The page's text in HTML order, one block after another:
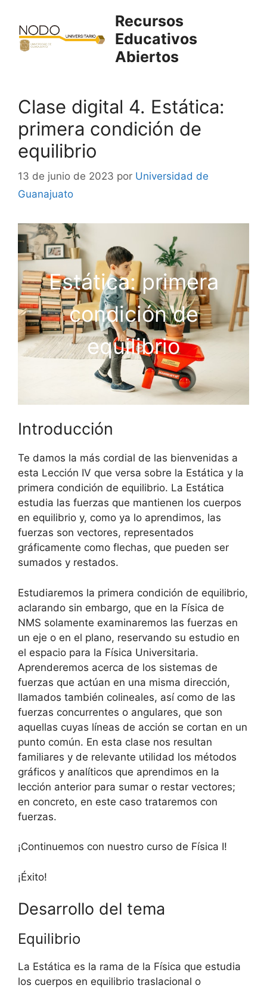
contenido
Recursos
Educativos
Abiertos
Clase digital 4. Estática:
primera condición de
equilibrio
13 de junio de 2023 por Universidad de
Guanajuato
Estática: primera
condición de
equilibrio
Introducción
Te damos la más cordial de las bienvenidas a
esta Lección IV que versa sobre la Estática y la
primera condición de equilibrio. La Estática
estudia las fuerzas que mantienen los cuerpos
en equilibrio y, como ya lo aprendimos, las
fuerzas son vectores, representados
gráficamente como flechas, que pueden ser
sumados y restados.
Estudiaremos la primera condición de equilibrio,
aclarando sin embargo, que en la Física de
NMS solamente examinaremos las fuerzas en
un eje o en el plano, reservando su estudio en
el espacio para la Física Universitaria.
Aprenderemos acerca de los sistemas de
fuerzas que actúan en una misma dirección,
llamados también colineales, así como de las
fuerzas concurrentes o angulares, que son
aquellas cuyas líneas de acción se cortan en un
punto común. En esta clase nos resultan
familiares y de relevante utilidad los métodos
gráficos y analíticos que aprendimos en la
lección anterior para sumar o restar vectores;
en concreto, en este caso trataremos con
fuerzas.
¡Continuemos con nuestro curso de Física I!
¡Éxito!
Desarrollo del tema
Equilibrio
La Estática es la rama de la Física que estudia
los cuerpos en equilibrio traslacional o